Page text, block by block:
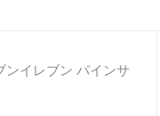
ンイレブン パインサ